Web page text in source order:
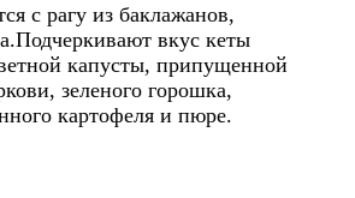
с рагу из баклажанов,
вкус кеты
капусты, припущенной
зеленого горошка,
картофеля и пюре.